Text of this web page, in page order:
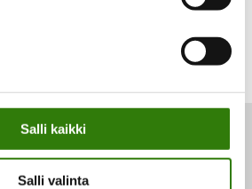
Salli kaikki
Salli valinta